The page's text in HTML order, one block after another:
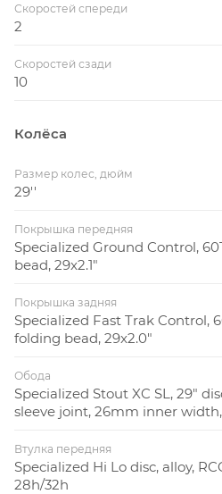
Скоростей спереди
2
Скоростей сзади
10
Колёса
Размер колес, дюйм
29''
Покрышка передняя
Specialized Ground Control,
bead, 29x2.1"
Покрышка задняя
Specialized Fast Trak Control,
folding bead, 29x2.0"
Обода
Specialized Stout XC SL, 29"
sleeve joint, 26mm inner
Втулка передняя
Specialized Hi Lo disc, alloy,
28h/32h